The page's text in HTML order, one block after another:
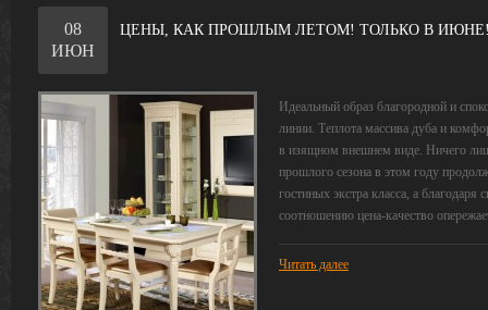
ЦЕНЫ, КАК ПРОШЛЫМ ЛЕТОМ! ТОЛЬКО В
08
ИЮН
Идеальный образ благородной и
линии. Теплота массива дуба и
в изящном внешнем виде. Ничего
прошлого сезона в этом году
гостиных экстра класса, а
соотношению цена-качество
Читать далее